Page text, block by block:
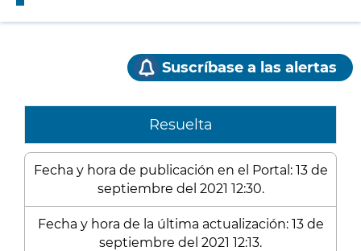
Suscríbase a las alertas
Resuelta
Fecha y hora de publicación en el Portal: 13 de
septiembre del 2021 12:30.
Fecha y hora de la última actualización: 13 de
septiembre del 2021 12:13.